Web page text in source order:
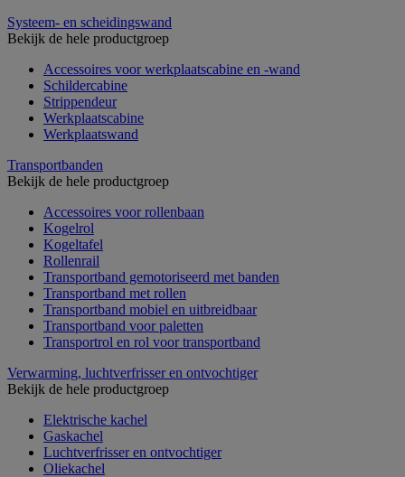
Systeem- en scheidingswand
Bekijk de hele productgroep
Accessoires voor werkplaatscabine en -wand
Schildercabine
Strippendeur
Werkplaatscabine
Werkplaatswand
Transportbanden
Bekijk de hele productgroep
Accessoires voor rollenbaan
Kogelrol
Kogeltafel
Rollenrail
Transportband gemotoriseerd met banden
Transportband met rollen
Transportband mobiel en uitbreidbaar
Transportband voor paletten
Transportrol en rol voor transportband
Verwarming, luchtverfrisser en ontvochtiger
Bekijk de hele productgroep
Elektrische kachel
Gaskachel
Luchtverfrisser en ontvochtiger
Oliekachel